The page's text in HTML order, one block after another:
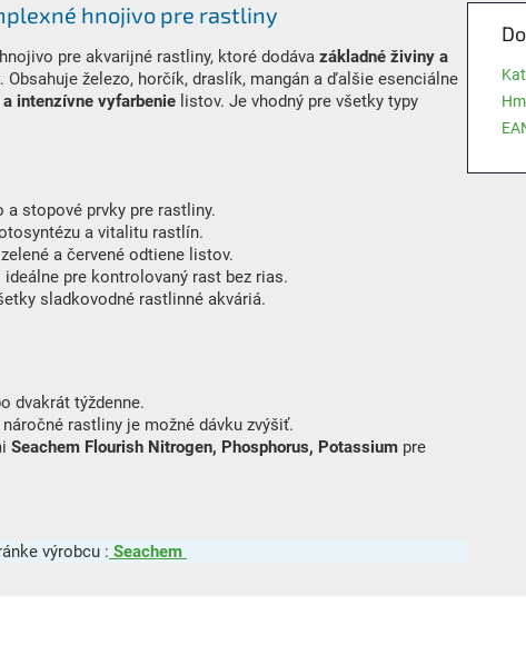
hnojivo pre rastliny
pre akvarijné rastliny, ktoré dodáva základné živiny a
Obsahuje železo, horčík, draslík, mangán a ďalšie esenciálne
intenzívne vyfarbenie listov. Je vhodný pre všetky typy
a stopové prvky pre rastliny.
a vitalitu rastlín.
a červené odtiene listov.
ideálne pre kontrolovaný rast bez rias.
sladkovodné rastlinné akváriá.
dvakrát týždenne.
rastliny je možné dávku zvýšiť.
Seachem Flourish Nitrogen, Phosphorus, Potassium pre
výrobcu : Seachem